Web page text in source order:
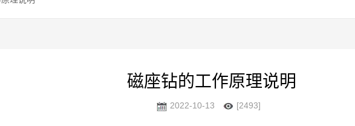
磁座钻的工作原理说明
2022-10-13 [2493]